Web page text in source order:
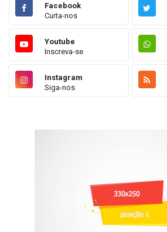
Facebook
Curta-nos
Youtube
Inscreva-se
Instagram
Siga-nos